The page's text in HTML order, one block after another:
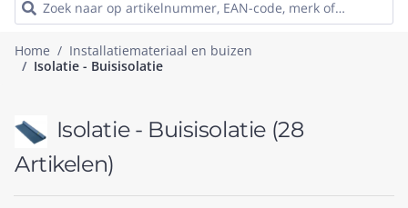
Home
Installatiemateriaal en buizen
Isolatie - Buisisolatie
Isolatie - Buisisolatie (28
Artikelen)